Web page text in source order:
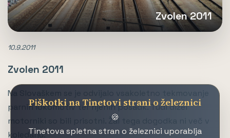
Zvolen 2011
10.9.2011
Zvolen 2011
Na Slovaškem se je odvijalo vsakoletno tekmovanje
parnih lokomotiv ter njenih posadk. Tudi dizel
motorniki so bili prisotni. Žal tega dogodka ni več v
koledarju.
Piškotki na Tinetovi strani o železnici
🍪
Tinetova spletna stran o železnici uporablja